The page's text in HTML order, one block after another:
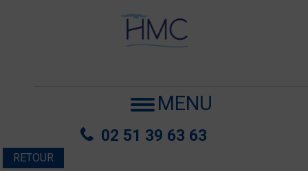
MENU
02 51 39 63 63
RETOUR